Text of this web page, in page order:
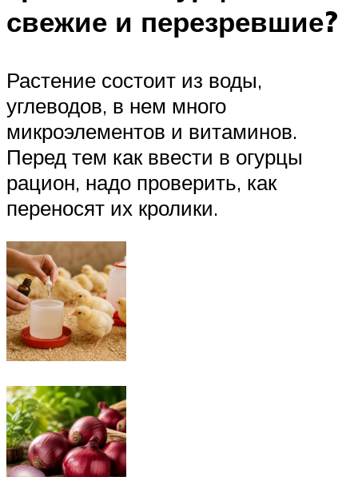
свежие и перезревшие?
Растение состоит из воды,
углеводов, в нем много
микроэлементов и витаминов.
Перед тем как ввести в огурцы
рацион, надо проверить, как
переносят их кролики.